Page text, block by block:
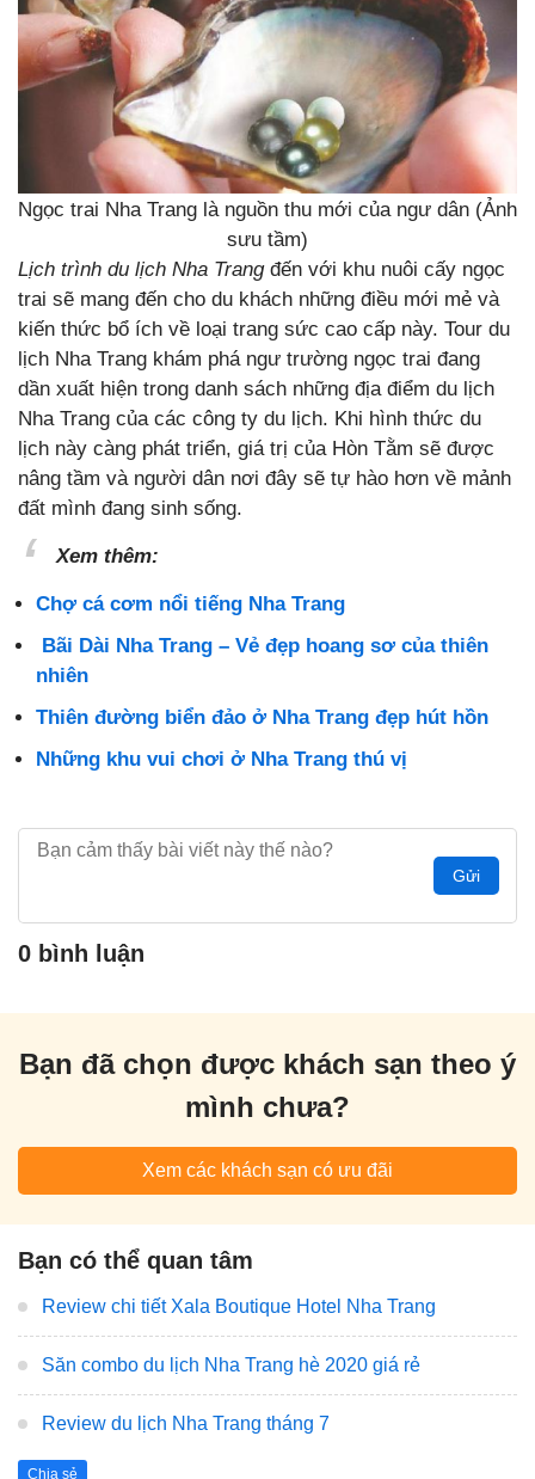
Ngọc trai Nha Trang là nguồn thu mới của ngư dân (Ảnh
sưu tầm)
Lịch trình du lịch Nha Trangđến với khu nuôi cấy ngọc
trai sẽ mang đến cho du khách những điều mới mẻ và
kiến thức bổ ích về loại trang sức cao cấp này. Tour du
lịch Nha Trang khám phá ngư trường ngọc trai đang
dần xuất hiện trong danh sách những địa điểm du lịch
Nha Trang của các công ty du lịch. Khi hình thức du
lịch này càng phát triển, giá trị của Hòn Tằm sẽ được
nâng tầm và người dân nơi đây sẽ tự hào hơn về mảnh
đất mình đang sinh sống.
Xem thêm:
Chợ cá cơm nổi tiếng Nha Trang
Bãi Dài Nha Trang – Vẻ đẹp hoang sơ của thiên
nhiên
Thiên đường biển đảo ở Nha Trang đẹp hút hồn
Những khu vui chơi ở Nha Trang thú vị
Gửi
0 bình luận
Bạn đã chọn được khách sạn theo ý
mình chưa?
Xem các khách sạn có ưu đãi
Bạn có thể quan tâm
Review chi tiết Xala Boutique Hotel Nha Trang
Săn combo du lịch Nha Trang hè 2020 giá rẻ
Review du lịch Nha Trang tháng 7
Chia sẻ